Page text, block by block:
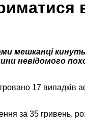
мешканці
невідомого
17 випадків
за 35 гривень,